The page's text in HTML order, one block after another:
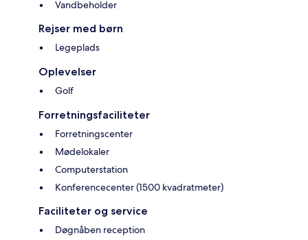
Vandbeholder
Rejser med børn
Legeplads
Oplevelser
Golf
Forretningsfaciliteter
Forretningscenter
Mødelokaler
Computerstation
Konferencecenter (1500 kvadratmeter)
Faciliteter og service
Døgnåben reception